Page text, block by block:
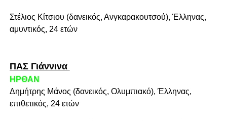
Στέλιος Κίτσιου (δανεικός, Ανγκαρακουτσού), Έλληνας,
αμυντικός, 24 ετών
ΠΑΣ Γιάννινα
ΗΡΘΑΝ
Δημήτρης Μάνος (δανεικός, Ολυμπιακό), Έλληνας,
επιθετικός, 24 ετών